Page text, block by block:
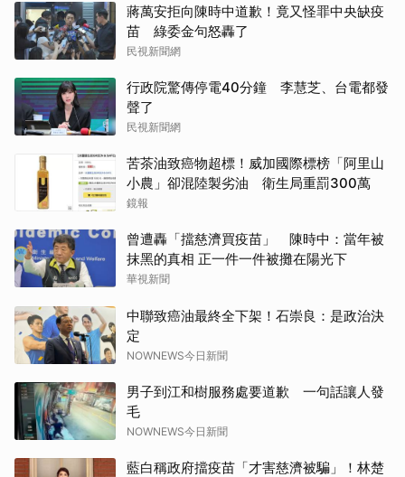
蔣萬安拒向陳時中道歉！竟又怪罪中央缺疫
苗 綠委金句怒轟了
民視新聞網
行政院驚傳停電40分鐘 李慧芝、台電都發
聲了
民視新聞網
苦茶油致癌物超標！威加國際標榜「阿里山
小農」卻混陸製劣油 衛生局重罰300萬
鏡報
曾遭轟「擋慈濟買疫苗」 陳時中：當年被
抹黑的真相 正一件一件被攤在陽光下
華視新聞
中聯致癌油最終全下架！石崇良：是政治決
定
NOWNEWS今日新聞
男子到江和樹服務處要道歉 一句話讓人發
毛
NOWNEWS今日新聞
藍白稱政府擋疫苗「才害慈濟被騙」！林楚